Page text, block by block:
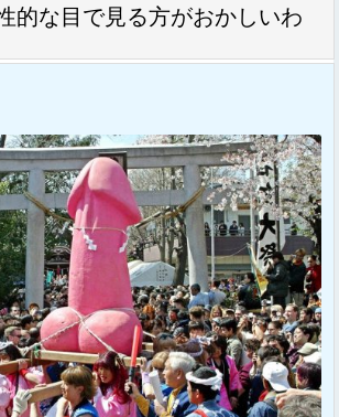
的な目で見る方がおかしいわ